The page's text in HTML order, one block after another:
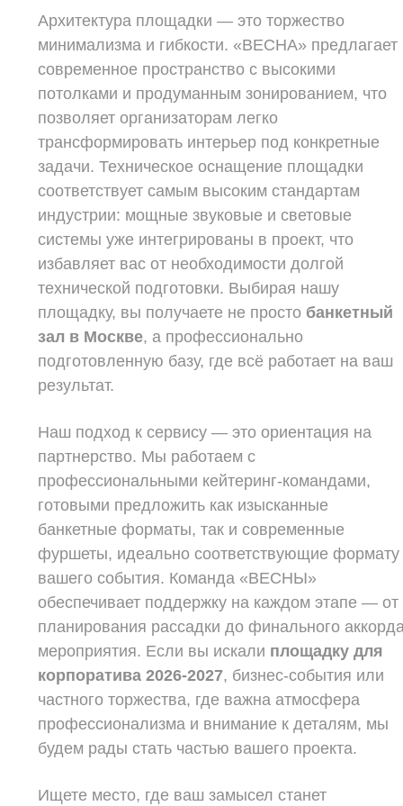
Архитектура площадки — это торжество
минимализма и гибкости. «ВЕСНА» предлагает
современное пространство с высокими
потолками и продуманным зонированием, что
позволяет организаторам легко
трансформировать интерьер под конкретные
задачи. Техническое оснащение площадки
соответствует самым высоким стандартам
индустрии: мощные звуковые и световые
системы уже интегрированы в проект, что
избавляет вас от необходимости долгой
технической подготовки. Выбирая нашу
площадку, вы получаете не просто банкетный
зал в Москве, а профессионально
подготовленную базу, где всё работает на ваш
результат.
Наш подход к сервису — это ориентация на
партнерство. Мы работаем с
профессиональными кейтеринг-командами,
готовыми предложить как изысканные
банкетные форматы, так и современные
фуршеты, идеально соответствующие формату
вашего события. Команда «ВЕСНЫ»
обеспечивает поддержку на каждом этапе — от
планирования рассадки до финального
мероприятия. Если вы искали площадку для
корпоратива 2026-2027, бизнес-события или
частного торжества, где важна атмосфера
профессионализма и внимание к деталям, мы
будем рады стать частью вашего проекта.
Ищете место, где ваш замысел станет